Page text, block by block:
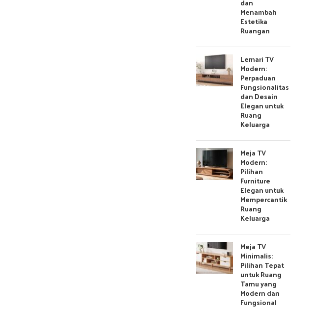
dan
Menambah
Estetika
Ruangan
Lemari TV
Modern:
Perpaduan
Fungsionalitas
dan Desain
Elegan untuk
Ruang
Keluarga
Meja TV
Modern:
Pilihan
Furniture
Elegan untuk
Mempercantik
Ruang
Keluarga
Meja TV
Minimalis:
Pilihan Tepat
untuk Ruang
Tamu yang
Modern dan
Fungsional